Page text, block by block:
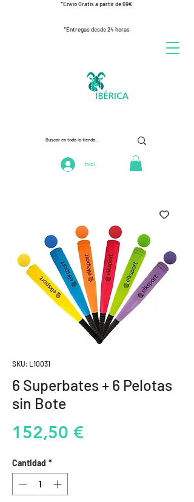
*Envío Gratis a partir de 69€
*Entregas desde 24 horas
Iniciar Sesión
SKU: L10031
6 Superbates + 6 Pelotas
sin Bote
152,50 €Precio
Cantidad *